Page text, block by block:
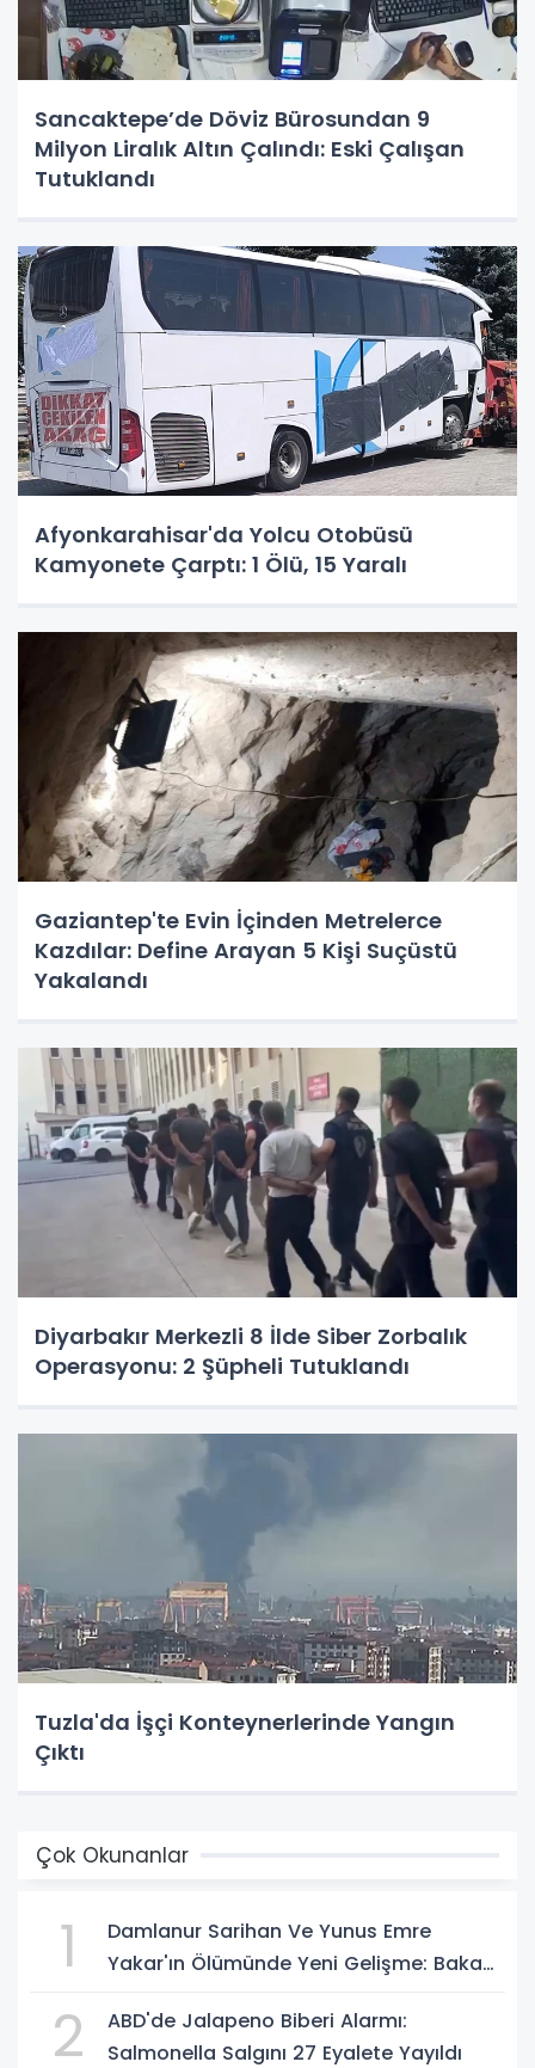
Sancaktepe’de Döviz Bürosundan 9
Milyon Liralık Altın Çalındı: Eski Çalışan
Tutuklandı
Afyonkarahisar'da Yolcu Otobüsü
Kamyonete Çarptı: 1 Ölü, 15 Yaralı
Gaziantep'te Evin İçinden Metrelerce
Kazdılar: Define Arayan 5 Kişi Suçüstü
Yakalandı
Diyarbakır Merkezli 8 İlde Siber Zorbalık
Operasyonu: 2 Şüpheli Tutuklandı
Tuzla'da İşçi Konteynerlerinde Yangın
Çıktı
Çok Okunanlar
1
Damlanur Sarihan Ve Yunus Emre
Yakar'ın Ölümünde Yeni Gelişme: Bakan
2
ABD'de Jalapeno Biberi Alarmı:
Salmonella Salgını 27 Eyalete Yayıldı